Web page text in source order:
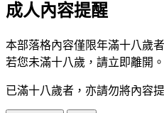
成人內容提醒
本部落格內容僅限年滿十八歲
若您未滿十八歲，請立即離開。
已滿十八歲者，亦請勿將內容